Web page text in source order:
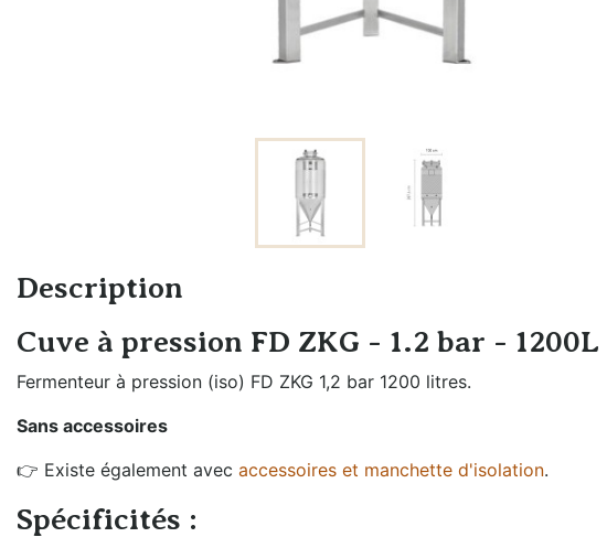
plongeurs
Mesure de
pression
et bouteille
accessoires
Échangeurs de
Groupes froids et
accessoires
Oxygénation et
Description
Cuve à pression FD ZKG - 1.2 bar - 1200L
Fermenteur à pression (iso) FD ZKG 1,2 bar 1200 litres.
Sans accessoires
👉 Existe également avec accessoires et manchette d'isolation.
Spécificités :